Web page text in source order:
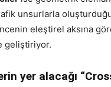
unsurlarla
eleştirel aksına
geliştiriyor.
yer alacağı